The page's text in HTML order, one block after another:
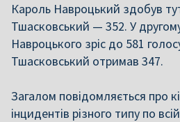
Кароль Навроцький здобув
Тшасковський — 352. У
Навроцького зріс до 581
Тшасковський отримав 347.
Загалом повідомляється про
інцидентів різного типу по